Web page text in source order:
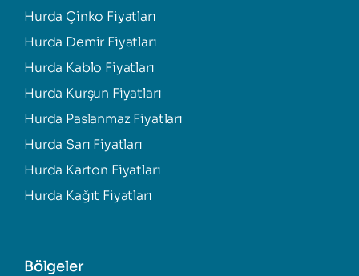
Hurda Çinko Fiyatları
Hurda Demir Fiyatları
Hurda Kablo Fiyatları
Hurda Kurşun Fiyatları
Hurda Paslanmaz Fiyatları
Hurda Sarı Fiyatları
Hurda Karton Fiyatları
Hurda Kağıt Fiyatları
Bölgeler